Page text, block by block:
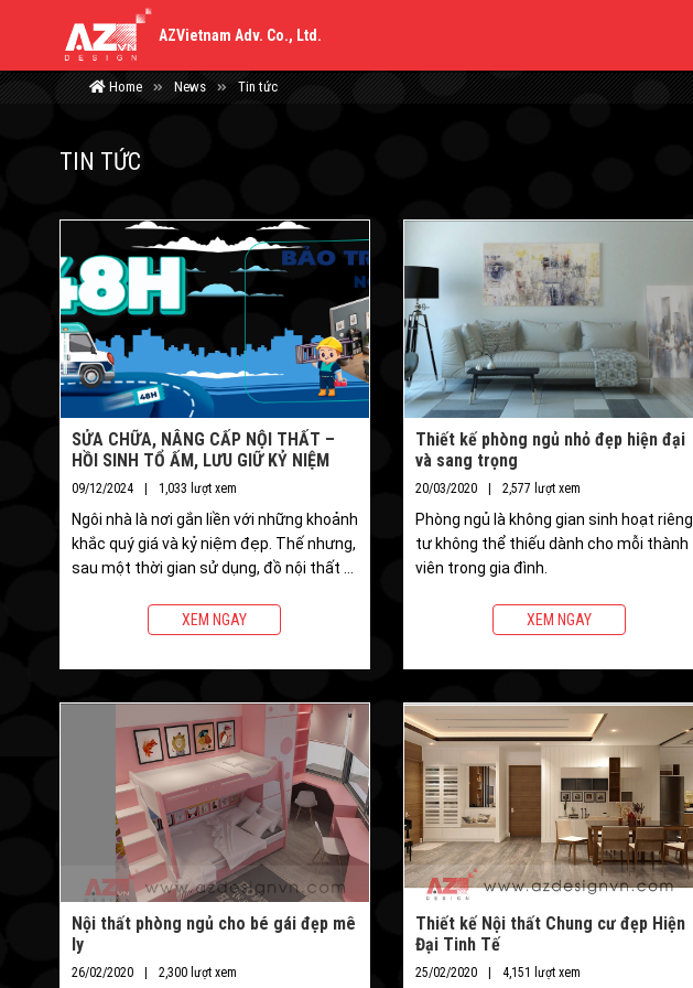
AZVietnam Adv. Co., Ltd.
Home News Tin tức
TIN TỨC
SỬA CHỮA, NÂNG CẤP NỘI THẤT –
HỒI SINH TỔ ẤM, LƯU GIỮ KỶ NIỆM
09/12/2024 1,033 lượt xem
Ngôi nhà là nơi gắn liền với những khoảnh
khắc quý giá và kỷ niệm đẹp. Thế nhưng,
sau một thời gian sử dụng, đồ nội thất –
cùng gia đình bạn – bắt đầu có dấu hiệu
XEM NGAY
Thiết kế phòng ngủ nhỏ đẹp hiện đại
và sang trọng
20/03/2020 2,577 lượt xem
Phòng ngủ là không gian sinh hoạt riêng
tư không thể thiếu dành cho mỗi thành
viên trong gia đình.
XEM NGAY
Nội thất phòng ngủ cho bé gái đẹp mê
ly
26/02/2020 2,300 lượt xem
Thiết kế Nội thất Chung cư đẹp Hiện
Đại Tinh Tế
25/02/2020 4,151 lượt xem